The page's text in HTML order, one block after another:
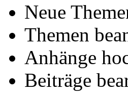
Neue
Themen
Anhänge
Beiträge